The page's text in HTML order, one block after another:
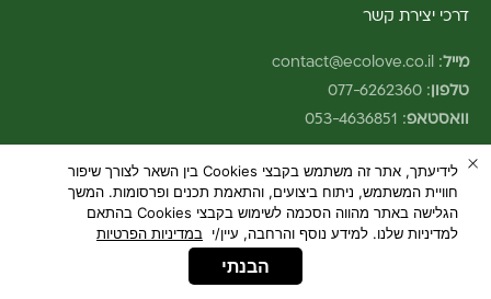
דרכי יצירת קשר
מייל :
contact@ecolove.co.il
טלפון :
077-6262360
וואסטאפ:
053-4636851
© 2026 - ecoLove
לידיעתך, אתר זה משתמש בקבצי Cookies בין השאר לצורך שיפור
חוויית המשתמש, ניתוח ביצועים, והתאמת תכנים ופרסומות. המשך
הגלישה באתר מהווה הסכמה לשימוש בקבצי Cookies בהתאם
למדיניות שלנו. למידע נוסף והרחבה, עיין/י במדיניות הפרטיות
הבנתי